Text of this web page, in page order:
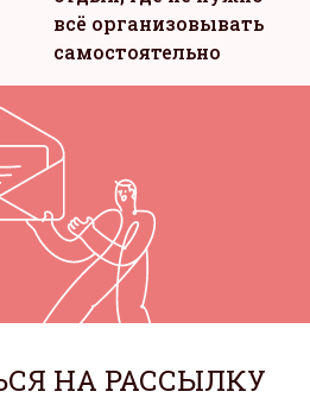
всё организовывать
самостоятельно
НА РАССЫЛКУ